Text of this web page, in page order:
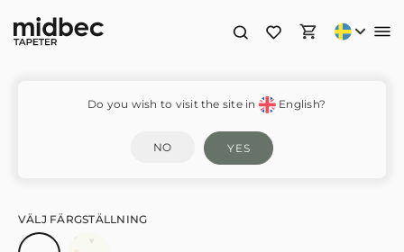
VÄLJ FÄRGSTÄLLNING
Do you wish to visit the site in English?
NO YES